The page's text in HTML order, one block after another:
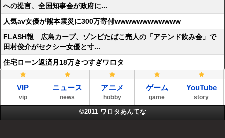
への提言、全国知事会が政府に...
人気av女優が熊本震災に300万寄付wwwwwwwwwwww
FLASH報 広島カープ、ゾンビたばこ売人の「アテンド飲み会」で
田村俊介がセクシー女優と寸...
住宅ローン返済月18万きつすぎワロタ
VIP
vip
ニュース
news
アニメ
hobby
ゲーム
game
YouTube
story
©2011 ワロタあんてな